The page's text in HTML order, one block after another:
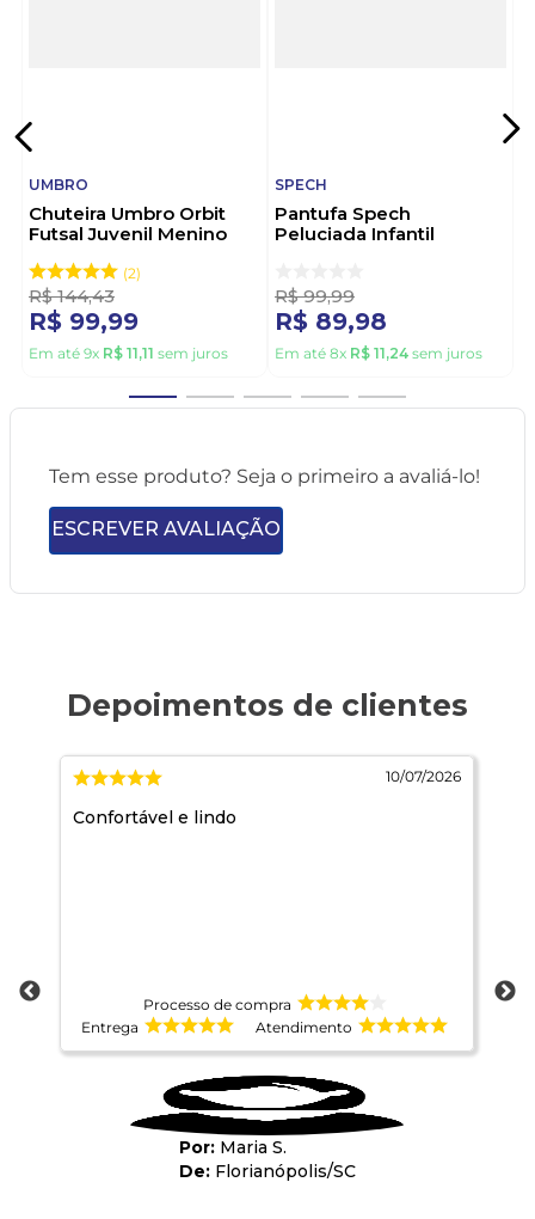
UMBRO
Chuteira Umbro Orbit
Futsal Juvenil Menino
2
R$ 144,43
R$ 99,99
Em até 9x R$ 11,11 sem juros
SPECH
Pantufa Spech
Peluciada Infantil
R$ 99,99
R$ 89,98
Em até 8x R$ 11,24 sem juros
Tem esse produto? Seja o primeiro a avaliá-lo!
ESCREVER AVALIAÇÃO
10/07/2026
Confortável e lindo
Processo de compra
Entrega
Atendimento
Maria S.
Florianópolis/SC